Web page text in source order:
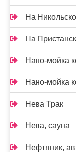
На
На
Нано-мойка
Нано-мойка
Нева Трак
Нева, сауна
Нефтяник,